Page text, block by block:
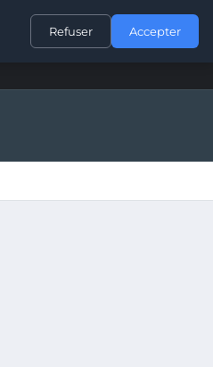
CONTACT
Refuser Accepter